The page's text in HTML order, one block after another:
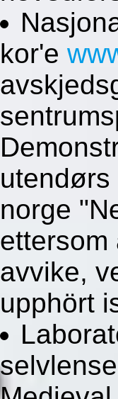
kor'e
norge
ettersom
avvike,
upphört